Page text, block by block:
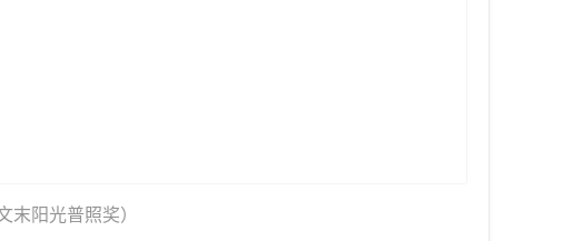
末阳光普照奖）